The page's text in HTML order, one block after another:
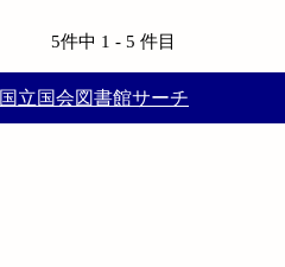
5件中 1 - 5 件目
国立国会図書館サーチ